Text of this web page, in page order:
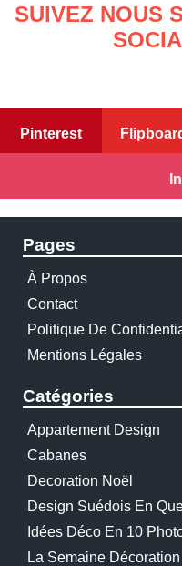
SUIVEZ NOUS
Pinterest
Pages
À Propos
Contact
Politique De
Mentions Légales
Catégories
Appartement Design
Cabanes
Decoration Noël
Design Suédois En
Idées Déco En 10
La Semaine